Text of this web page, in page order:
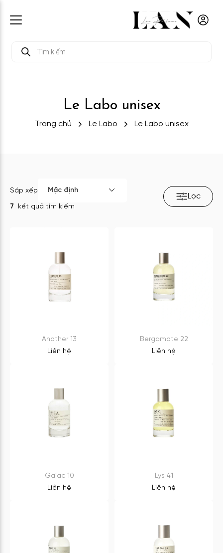
kiếm
Le Labo unisex
Trang chủ Le Labo Le Labo unisex
Lọc
Sắp xếp Mặc định
7 kết quả tìm kiếm
Another 13
Liên hệ
Bergamote 22
Liên hệ
Gaiac 10
Liên hệ
Lys 41
Liên hệ